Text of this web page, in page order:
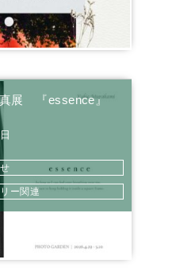
真展 『essence』
ー関連